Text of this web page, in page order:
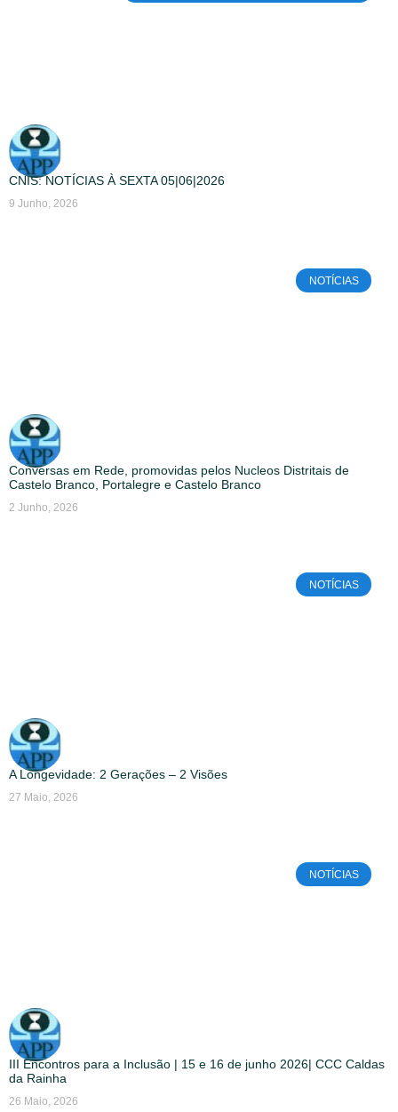
CNIS: NOTÍCIAS À SEXTA 05|06|2026
9 Junho, 2026
NOTÍCIAS
Conversas em Rede, promovidas pelos Nucleos Distritais de
Castelo Branco, Portalegre e Castelo Branco
2 Junho, 2026
NOTÍCIAS
A Longevidade: 2 Gerações – 2 Visões
27 Maio, 2026
NOTÍCIAS
III Encontros para a Inclusão | 15 e 16 de junho 2026| CCC Caldas
da Rainha
26 Maio, 2026